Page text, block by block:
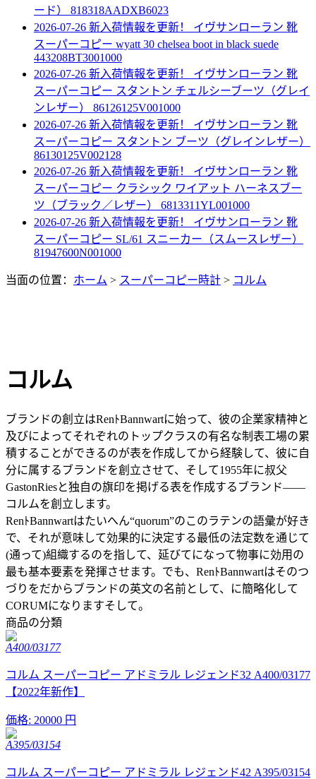
ード） 818318AADXB6023
2026-07-26 新入荷情報を更新！ イヴサンローラン 靴
スーパーコピー wyatt 30 chelsea boot in black suede
443208BT3001000
2026-07-26 新入荷情報を更新！ イヴサンローラン 靴
スーパーコピー スタントン チェルシーブーツ（グレイ
ンレザー） 86126125V001000
2026-07-26 新入荷情報を更新！ イヴサンローラン 靴
スーパーコピー スタントン ブーツ（グレインレザー）
86130125V002128
2026-07-26 新入荷情報を更新！ イヴサンローラン 靴
スーパーコピー クラシック ワイアット ハーネスブー
ツ（ブラック／レザー） 6813311YL001000
2026-07-26 新入荷情報を更新！ イヴサンローラン 靴
スーパーコピー SL/61 スニーカー（スムースレザー）
81947600N001000
当面の位置： ホーム > スーパーコピー時計 > コルム
コルム
ブランドの創立はRenﾄBannwartに始って、彼の企業家精神と
及びによってそれぞれのトップクラスの有名な制表工場の累
積することができるのが表を作成してから経験して、彼に自
分に属するブランドを創立させて、そして1955年に叔父
GastonRiesと独自の旗印を掲げる表を作成するブランド――
コルムを創立します。
RenﾄBannwartはたいへん“quorum”のこのラテンの語彙が好き
で、それが意味して効果的に決定する最低の法定数を通じて
(通って)組織するのを指して、延びてになって物事に効用の
最も基本要素を発揮させます。でも、RenﾄBannwartはそのつ
づりをだからブランドの英文の名前として、に簡略化して
CORUMになりますそして。
商品の分類
A400/03177
コルム スーパーコピー アドミラル レジェンド32 A400/03177
【2022年新作】
価格: 20000 円
A395/03154
コルム スーパーコピー アドミラル レジェンド42 A395/03154